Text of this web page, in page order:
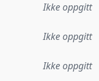
Ikke oppgitt
Ikke oppgitt
Ikke oppgitt